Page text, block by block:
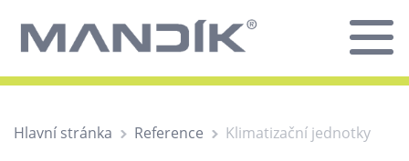
Hlavní stránka Reference Klimatizační jednotky